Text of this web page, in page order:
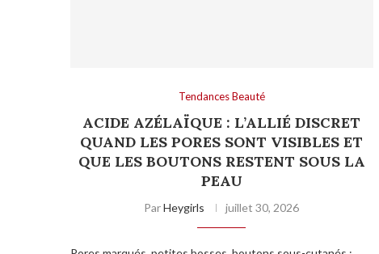
Tendances Beauté
ACIDE AZÉLAÏQUE : L’ALLIÉ DISCRET
QUAND LES PORES SONT VISIBLES ET
QUE LES BOUTONS RESTENT SOUS LA
PEAU
ParHeygirls juillet 30, 2026